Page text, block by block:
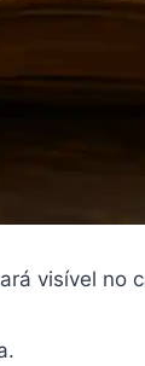
visível no